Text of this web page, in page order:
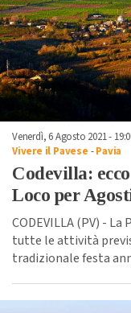
Venerdì, 6 Agosto 2021 -
Vivere il Pavese -Pavia
Codevilla:
Loco per
CODEVILLA (PV) -
tutte le attività
tradizionale festa